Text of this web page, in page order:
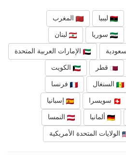
ليبيا المغرب
سوريا لبنان
الإمارات العربية المتحدة
قطر الكويت
السنغال فرنسا
سويسرا إسبانيا
ألمانيا النمسا
الولايات المتحدة الأمريكية